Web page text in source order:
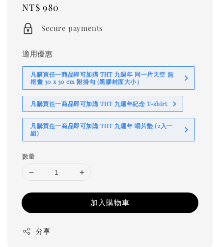
Regular
price
NT$ 980
Secure payments
適用優惠
凡購買任一商品即可加購 THT 九週年 同一片天空 無
框畫 30 x 30 cm 附掛勾 (黑膠封面大小）
凡購買任一商品即可加購 THT 九週年紀念 T-shirt
凡購買任一商品即可加購 THT 九週年 唱片墊 (2入一
組)
數量
加入購物車
分享